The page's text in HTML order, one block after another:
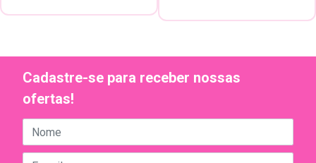
Cadastre-se para receber nossas
ofertas!